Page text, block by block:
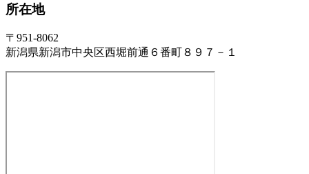
所在地
〒951-8062
新潟県新潟市中央区西堀前通６番町８９７－１